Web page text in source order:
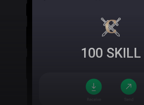
100 SKILL